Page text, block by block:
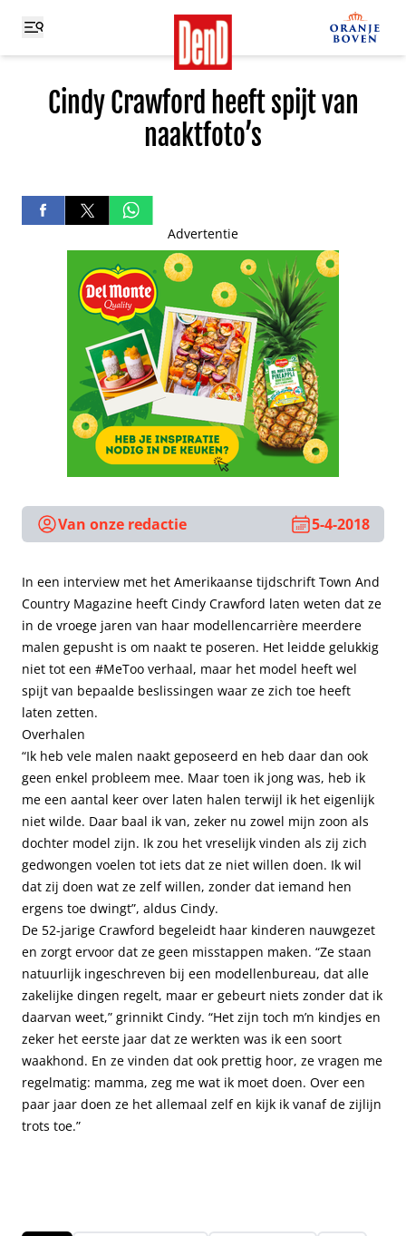
Cindy Crawford heeft spijt van
naaktfoto’s
Advertentie
Van onze redactie 5-4-2018
In een interview met het Amerikaanse tijdschrift Town And
Country Magazine heeft Cindy Crawford laten weten dat ze
in de vroege jaren van haar modellencarrière meerdere
malen gepusht is om naakt te poseren. Het leidde gelukkig
niet tot een #MeToo verhaal, maar het model heeft wel
spijt van bepaalde beslissingen waar ze zich toe heeft
laten zetten.
Overhalen
“Ik heb vele malen naakt geposeerd en heb daar dan ook
geen enkel probleem mee. Maar toen ik jong was, heb ik
me een aantal keer over laten halen terwijl ik het eigenlijk
niet wilde. Daar baal ik van, zeker nu zowel mijn zoon als
dochter model zijn. Ik zou het vreselijk vinden als zij zich
gedwongen voelen tot iets dat ze niet willen doen. Ik wil
dat zij doen wat ze zelf willen, zonder dat iemand hen
ergens toe dwingt”, aldus Cindy.
De 52-jarige Crawford begeleidt haar kinderen nauwgezet
en zorgt ervoor dat ze geen misstappen maken. “Ze staan
natuurlijk ingeschreven bij een modellenbureau, dat alle
zakelijke dingen regelt, maar er gebeurt niets zonder dat ik
daarvan weet,” grinnikt Cindy. “Het zijn toch m’n kindjes en
zeker het eerste jaar dat ze werkten was ik een soort
waakhond. En ze vinden dat ook prettig hoor, ze vragen me
regelmatig: mamma, zeg me wat ik moet doen. Over een
paar jaar doen ze het allemaal zelf en kijk ik vanaf de zijlijn
trots toe.”